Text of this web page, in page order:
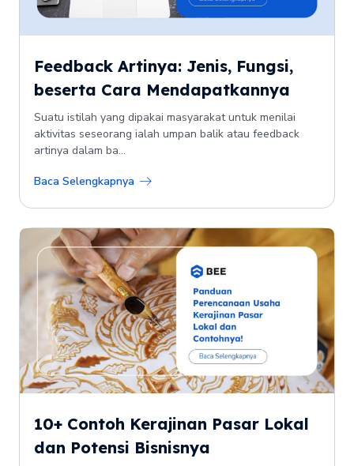
Feedback Artinya: Jenis, Fungsi,
beserta Cara Mendapatkannya
Suatu istilah yang dipakai masyarakat untuk menilai
aktivitas seseorang ialah umpan balik atau feedback
artinya dalam ba...
Baca Selengkapnya
10+ Contoh Kerajinan Pasar Lokal
dan Potensi Bisnisnya